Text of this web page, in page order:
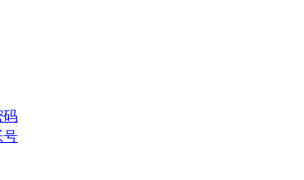
码
号